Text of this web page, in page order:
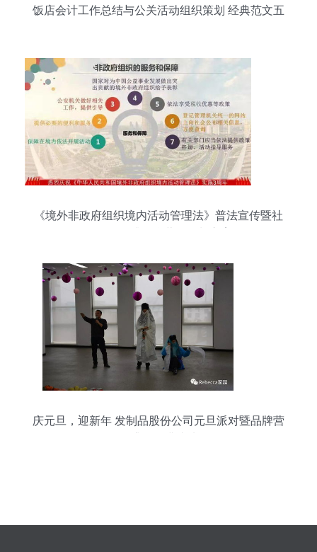
饭店会计工作总结与公关活动组织策划 经典范文五
《境外非政府组织境内活动管理法》普法宣传暨社
庆元旦，迎新年 发制品股份公司元旦派对暨品牌营